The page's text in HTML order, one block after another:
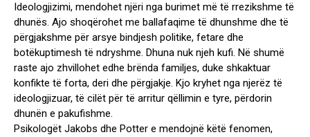
Ideologjizimi, mendohet njëri nga burimet më të rrezikshme të
dhunës. Ajo shoqërohet me ballafaqime të dhunshme dhe të
përgjakshme për arsye bindjesh politike, fetare dhe
botëkuptimesh të ndryshme. Dhuna nuk njeh kufi. Në shumë
raste ajo zhvillohet edhe brënda familjes, duke shkaktuar
konfikte të forta, deri dhe përgjakje. Kjo kryhet nga njerëz të
ideologjizuar, të cilët për të arritur qëllimin e tyre, përdorin
dhunën e pakufishme.
Psikologët Jakobs dhe Potter e mendojnë këtë fenomen,